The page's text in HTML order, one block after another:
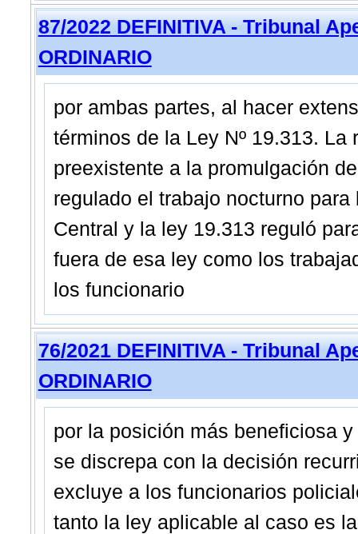
87/2022 DEFINITIVA - Tribunal
ORDINARIO
por ambas partes, al hacer
términos de la Ley Nº 19.313.
preexistente a la promulgación
regulado el trabajo nocturno
Central y la ley 19.313 reguló
fuera de esa ley como los
los funcionario
76/2021 DEFINITIVA - Tribunal
ORDINARIO
por la posición más beneficiosa
se discrepa con la decisión
excluye a los funcionarios
tanto la ley aplicable al caso es